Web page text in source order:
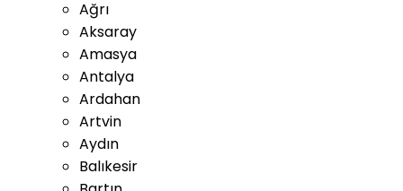
Ağrı
Aksaray
Amasya
Antalya
Ardahan
Artvin
Aydın
Balıkesir